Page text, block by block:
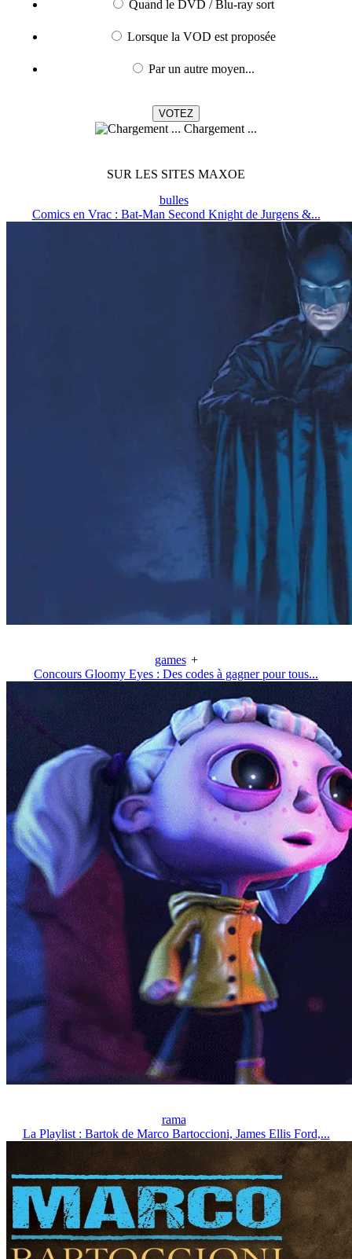
Quand le DVD / Blu-ray sort
Lorsque la VOD est proposée
Par un autre moyen...
Chargement ...
SUR LES SITES MAXOE
bulles
Comics en Vrac : Bat-Man Second Knight de Jurgens &...
games +
Concours Gloomy Eyes : Des codes à gagner pour tous...
rama
La Playlist : Bartok de Marco Bartoccioni, James Ellis Ford,...